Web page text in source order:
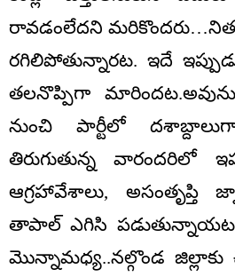
రావ‌డంలేద‌ని
ర‌గిలిపోతున్నారట. ఇదే
త‌ల‌నొప్పిగా
నుంచి పార్టీలో
తిరుగుతున్న వారందరిలో
ఆగ్రహావేశాలు, అసంతృప్తి
తాపాల్ ఎగిసి ప‌డుతున్నాయట‌.
మొన్నామధ్య..న‌ల్గొండ